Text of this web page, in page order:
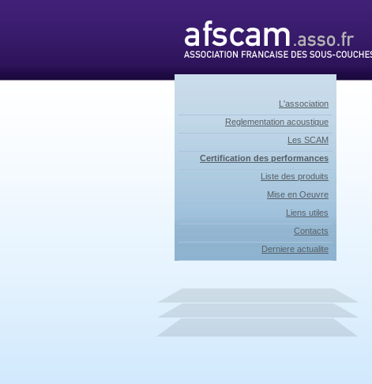
L'association
Reglementation acoustique
Les SCAM
Certification des performances
Liste des produits
Mise en Oeuvre
Liens utiles
Contacts
Derniere actualite